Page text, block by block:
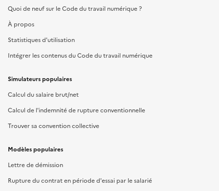
Quoi de neuf sur le Code du travail numérique ?
À propos
Statistiques d'utilisation
Intégrer les contenus du Code du travail numérique
Simulateurs populaires
Calcul du salaire brut/net
Calcul de l'indemnité de rupture conventionnelle
Trouver sa convention collective
Modèles populaires
Lettre de démission
Rupture du contrat en période d'essai par le salarié